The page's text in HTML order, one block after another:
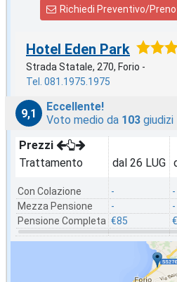
Richiedi Preventivo/
Hotel Eden Park
Strada Statale, 270, Forio -
Tel. 081.1975.1975
9,1
Eccellente!
Voto medio da 103 giudizi
Prezzi
Trattamento
Con Colazione
Mezza Pensione
Pensione Completa
dal 26 LUG
-
-
€85
-
-